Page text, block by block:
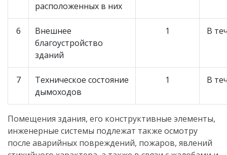
расположенных в них
6
Внешнее
благоустройство
зданий
1 В
7
Техническое состояние
дымоходов
1 В
Помещения здания, его конструктивные элементы,
инженерные системы подлежат также осмотру
после аварийных повреждений, пожаров, явлений